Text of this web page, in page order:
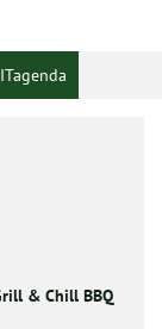
& Chill BBQ